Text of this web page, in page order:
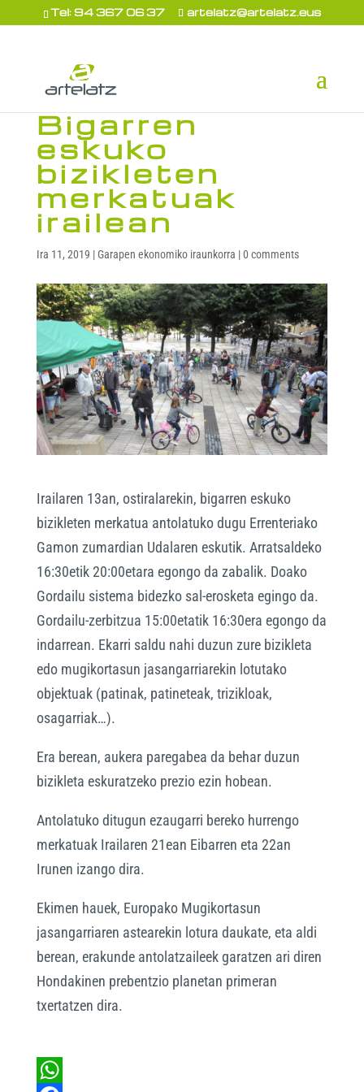
Tel: 94 367 06 37 artelatz@artelatz.eus
Bigarren
eskuko
bizikleten
merkatuak
irailean
Ira 11, 2019 |Garapen ekonomiko iraunkorra |0 comments
Irailaren 13an, ostiralarekin, bigarren eskuko
bizikleten merkatua antolatuko dugu Errenteriako
Gamon zumardian Udalaren eskutik. Arratsaldeko
16:30etik 20:00etara egongo da zabalik. Doako
Gordailu sistema bidezko sal-erosketa egingo da.
Gordailu-zerbitzua 15:00etatik 16:30era egongo da
indarrean. Ekarri saldu nahi duzun zure bizikleta
edo mugikortasun jasangarriarekin lotutako
objektuak (patinak, patineteak, trizikloak,
osagarriak…).
Era berean, aukera paregabea da behar duzun
bizikleta eskuratzeko prezio ezin hobean.
Antolatuko ditugun ezaugarri bereko hurrengo
merkatuak Irailaren 21ean Eibarren eta 22an
Irunen izango dira.
Ekimen hauek, Europako Mugikortasun
jasangarriaren astearekin lotura daukate, eta aldi
berean, erakunde antolatzaileek garatzen ari diren
Hondakinen prebentzio planetan primeran
txertatzen dira.